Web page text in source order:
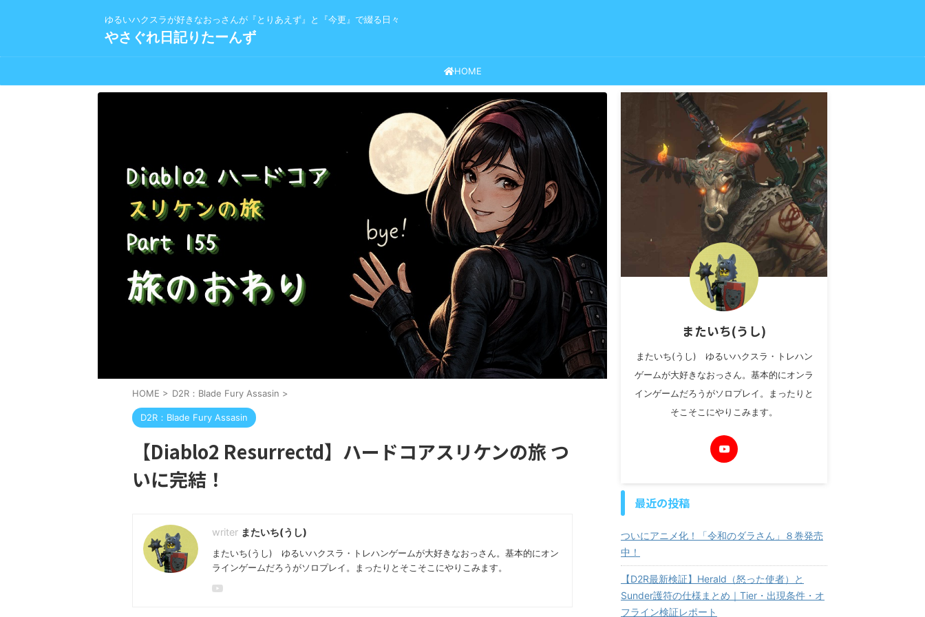
ゆるいハクスラが好きなおっさんが『とりあえず』と『今更』で綴る日々
やさぐれ日記りたーんず
HOME
HOME > D2R：Blade Fury Assasin >
D2R：Blade Fury Assasin
【Diablo2 Resurrectd】ハードコアスリケンの旅 つ
いに完結！
またいち(うし)
またいち(うし) ゆるいハクスラ・トレハンゲームが大好きなおっさん。基本的にオン
ラインゲームだろうがソロプレイ。まったりとそこそこにやりこみます。
またいち(うし)
またいち(うし) ゆるいハクスラ・トレハン
ゲームが大好きなおっさん。基本的にオンラ
インゲームだろうがソロプレイ。まったりと
そこそこにやりこみます。
最近の投稿
ついにアニメ化！「令和のダラさん」８巻発売
中！
【D2R最新検証】Herald（怒った使者）と
Sunder護符の仕様まとめ｜Tier・出現条件・オ
フライン検証レポート